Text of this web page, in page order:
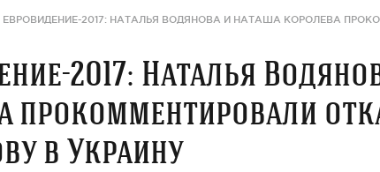
ЕВРОВИДЕНИЕ-2017: НАТАЛЬЯ ВОДЯНОВА И НАТАША КОРОЛЕВА
2017: Наталья
прокомментировали
в Украину